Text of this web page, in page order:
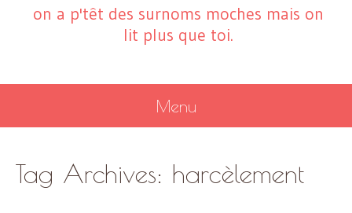
on a p'têt des surnoms moches mais on
lit plus que toi.
Menu
TO
CONTENT
Tag Archives: harcèlement